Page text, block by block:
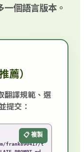
個語言版本。
薦）
翻譯規範、選
提交：
frank890417/t
📋 複製